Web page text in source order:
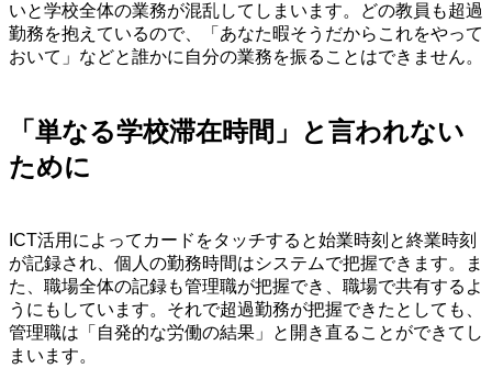
いと学校全体の業務が混乱してしまいます。どの教員も超過
勤務を抱えているので、「あなた暇そうだからこれをやって
おいて」などと誰かに自分の業務を振ることはできません。
「単なる学校滞在時間」と言われない
ために
ICT活用によってカードをタッチすると始業時刻と終業時刻
が記録され、個人の勤務時間はシステムで把握できます。ま
た、職場全体の記録も管理職が把握でき、職場で共有するよ
うにもしています。それで超過勤務が把握できたとしても、
管理職は「自発的な労働の結果」と開き直ることができてし
まいます。